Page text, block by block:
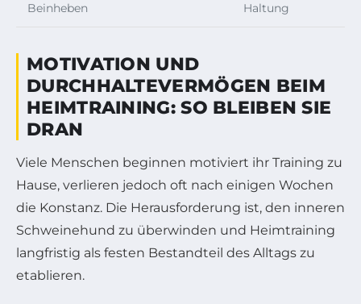
Beinheben
Haltung
MOTIVATION UND
DURCHHALTEVERMÖGEN BEIM
HEIMTRAINING: SO BLEIBEN SIE
DRAN
Viele Menschen beginnen motiviert ihr Training zu
Hause, verlieren jedoch oft nach einigen Wochen
die Konstanz. Die Herausforderung ist, den inneren
Schweinehund zu überwinden und Heimtraining
langfristig als festen Bestandteil des Alltags zu
etablieren.